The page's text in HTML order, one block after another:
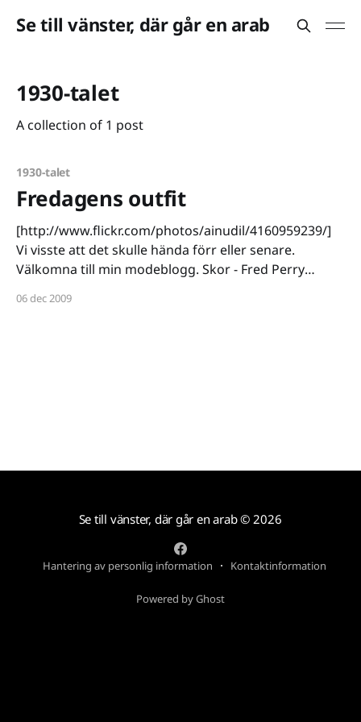
Se till vänster, där går en arab
1930-talet
A collection of 1 post
1930-talet
Fredagens outfit
[http://www.flickr.com/photos/ainudil/4160959239/]
Vi visste att det skulle hända förr eller senare.
Välkomna till min modeblogg. Skor - Fred Perry
Skjorta - H&M Hängslen - Någons farfar Hatt -
06 dec 2009
Se till vänster, där går en arab© 2026
Hantering av personlig information Kontaktinformation
Powered by Ghost